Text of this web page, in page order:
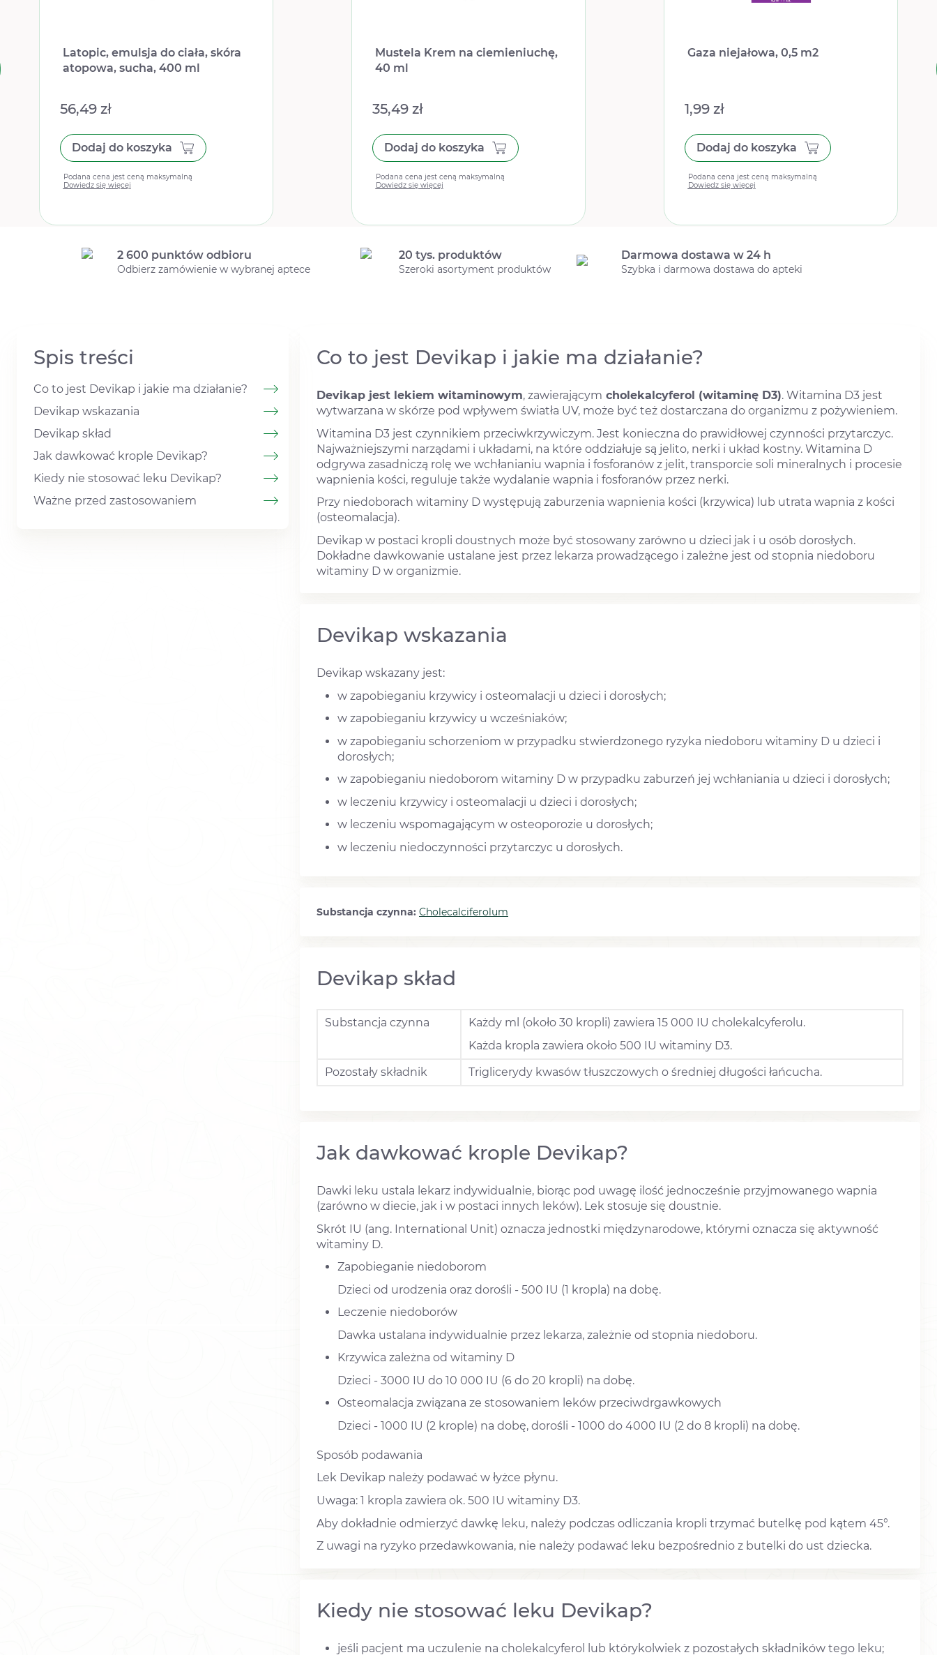
Latopic, emulsja do ciała, skóra
atopowa, sucha, 400 ml
56,49 zł
Dodaj do koszyka
Podana cena jest ceną maksymalną
Dowiedz się więcej
Mustela Krem ​​na ciemieniuchę,
40 ml
35,49 zł
Dodaj do koszyka
Podana cena jest ceną maksymalną
Dowiedz się więcej
Gaza niejałowa, 0,5 m2
1,99 zł
Dodaj do koszyka
Podana cena jest ceną maksymalną
Dowiedz się więcej
2 600 punktów odbioru
Odbierz zamówienie w wybranej aptece
20 tys. produktów
Szeroki asortyment produktów
Darmowa dostawa w 24 h
Szybka i darmowa dostawa do apteki
Spis treści
Co to jest Devikap i jakie ma działanie?
Devikap wskazania
Devikap skład
Jak dawkować krople Devikap?
Kiedy nie stosować leku Devikap?
Ważne przed zastosowaniem
Co to jest Devikap i jakie ma działanie?
Devikap jest lekiem witaminowym, zawierającym cholekalcyferol (witaminę D3). Witamina D3 jest
wytwarzana w skórze pod wpływem światła UV, może być też dostarczana do organizmu z pożywieniem.
Witamina D3 jest czynnikiem przeciwkrzywiczym. Jest konieczna do prawidłowej czynności przytarczyc.
Najważniejszymi narządami i układami, na które oddziałuje są jelito, nerki i układ kostny. Witamina D
odgrywa zasadniczą rolę we wchłanianiu wapnia i fosforanów z jelit, transporcie soli mineralnych i procesie
wapnienia kości, reguluje także wydalanie wapnia i fosforanów przez nerki.
Przy niedoborach witaminy D występują zaburzenia wapnienia kości (krzywica) lub utrata wapnia z kości
(osteomalacja).
Devikap w postaci kropli doustnych może być stosowany zarówno u dzieci jak i u osób dorosłych.
Dokładne dawkowanie ustalane jest przez lekarza prowadzącego i zależne jest od stopnia niedoboru
witaminy D w organizmie.
Devikap wskazania
Devikap wskazany jest:
w zapobieganiu krzywicy i osteomalacji u dzieci i dorosłych;
w zapobieganiu krzywicy u wcześniaków;
w zapobieganiu schorzeniom w przypadku stwierdzonego ryzyka niedoboru witaminy D u dzieci i
dorosłych;
w zapobieganiu niedoborom witaminy D w przypadku zaburzeń jej wchłaniania u dzieci i dorosłych;
w leczeniu krzywicy i osteomalacji u dzieci i dorosłych;
w leczeniu wspomagającym w osteoporozie u dorosłych;
w leczeniu niedoczynności przytarczyc u dorosłych.
Substancja czynna: Cholecalciferolum
Devikap skład
Substancja czynna
Każdy ml (około 30 kropli) zawiera 15 000 IU cholekalcyferolu.
Każda kropla zawiera około 500 IU witaminy D3.
Pozostały składnik Triglicerydy kwasów tłuszczowych o średniej długości łańcucha.
Jak dawkować krople Devikap?
Dawki leku ustala lekarz indywidualnie, biorąc pod uwagę ilość jednocześnie przyjmowanego wapnia
(zarówno w diecie, jak i w postaci innych leków). Lek stosuje się doustnie.
Skrót IU (ang. International Unit) oznacza jednostki międzynarodowe, którymi oznacza się aktywność
witaminy D.
Zapobieganie niedoborom
Dzieci od urodzenia oraz dorośli - 500 IU (1 kropla) na dobę.
Leczenie niedoborów
Dawka ustalana indywidualnie przez lekarza, zależnie od stopnia niedoboru.
Krzywica zależna od witaminy D
Dzieci - 3000 IU do 10 000 IU (6 do 20 kropli) na dobę.
Osteomalacja związana ze stosowaniem leków przeciwdrgawkowych
Dzieci - 1000 IU (2 krople) na dobę, dorośli - 1000 do 4000 IU (2 do 8 kropli) na dobę.
Sposób podawania
Lek Devikap należy podawać w łyżce płynu.
Uwaga: 1 kropla zawiera ok. 500 IU witaminy D3.
Aby dokładnie odmierzyć dawkę leku, należy podczas odliczania kropli trzymać butelkę pod kątem 45°.
Z uwagi na ryzyko przedawkowania, nie należy podawać leku bezpośrednio z butelki do ust dziecka.
Kiedy nie stosować leku Devikap?
jeśli pacjent ma uczulenie na cholekalcyferol lub którykolwiek z pozostałych składników tego leku;